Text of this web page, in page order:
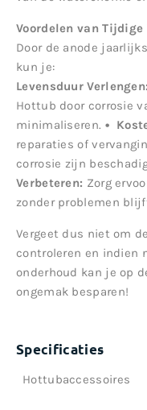
Voordelen van Tijdige
Door de anode
kun je:
Levensduur Verlengen:
Hottub door corrosie
minimaliseren. •⁠
reparaties of
corrosie zijn
Verbeteren: Zorg
zonder problemen
Vergeet dus niet om
controleren en indien
onderhoud kan je op
ongemak besparen!
Specificaties
Hottubaccessoires